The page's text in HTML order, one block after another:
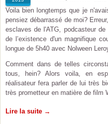
Voila bien longtemps que je
pensiez débarrassé de moi?
esclaves de l'ATG, podcasteur de
de l’existence d'un magnifique
longue de 5h40 avec Nolween
Comment dans de telles
tous, hein? Alors voila, en
réalisateur fera parler de lui très
très prometteur en matière de film
Lire la suite →